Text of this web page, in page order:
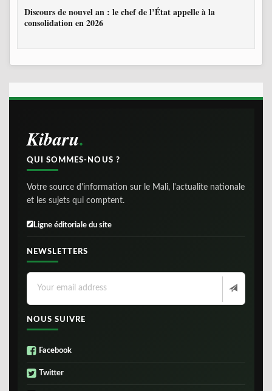
Discours de nouvel an : le chef de l’État appelle à la
consolidation en 2026
Kibaru
QUI SOMMES-NOUS ?
Votre source d'information sur le Mali, l'actualite nationale
et les sujets qui comptent.
Ligne éditoriale du site
NEWSLETTERS
NOUS SUIVRE
Facebook
Twitter